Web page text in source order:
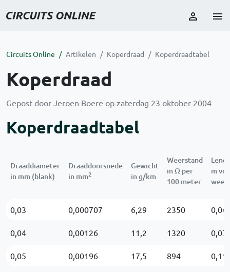
Circuits Online Artikelen Koperdraad Koperdraadtabel
Koperdraad
Gepost door Jeroen Boere op zaterdag 23 oktober 2004
Koperdraadtabel
Draaddiameter
in mm (blank)
Draaddoorsnede
in mm2
Gewicht
in g/km
Weerstand
in Ω per
100 meter
m
0,03 0,000707 6,29 2350
0,04 0,00126 11,2 1320
0,05 0,00196 17,5 894